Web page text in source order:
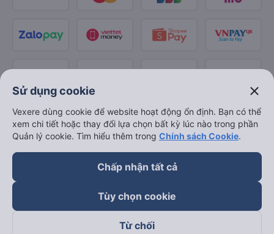
Sử dụng cookie close
Vexere dùng cookie để website hoạt động ổn định. Bạn có thể
xem chi tiết hoặc thay đổi lựa chọn bất kỳ lúc nào trong phần
Quản lý cookie. Tìm hiểu thêm trong Chính sách Cookie.
Chấp nhận tất cả
Tùy chọn cookie
Từ chối